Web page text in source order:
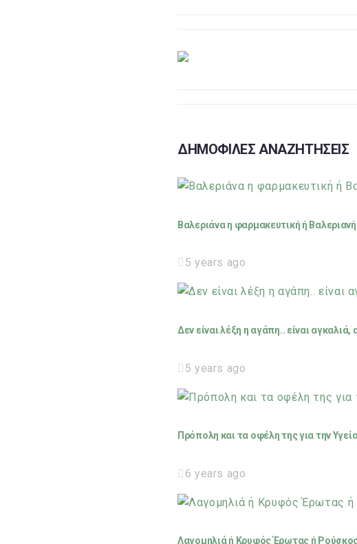
ΔΗΜΟΦΙΛΕΣ ΑΝΑΖΗΤΗΣΕΙΣ
Βαλεριάνα η φαρμακευτική ή
5 years ago
Δεν είναι λέξη η αγάπη.. είναι
5 years ago
Πρόπολη και τα οφέλη της για την
6 years ago
Λαγομηλιά ή Κρυφός Έρωτας ή Ρούσκος